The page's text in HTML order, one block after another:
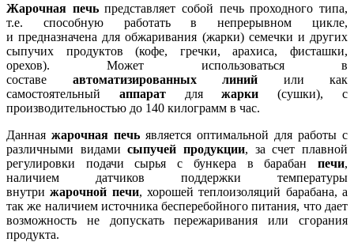
Жарочная печьпредставляет собой печь проходного типа,
т.е. способную работать в непрерывном цикле,
и предназначена для обжаривания (жарки) семечки и других
сыпучих продуктов (кофе, гречки, арахиса, фисташки,
орехов). Может использоваться в
составе автоматизированных линий или как
самостоятельный аппаратдляжарки (сушки), с
производительностью до 140 килограмм в час.
Данная жарочная печь является оптимальной для работы с
различными видамисыпучей продукции, за счет плавной
регулировки подачи сырья с бункера в барабан печи,
наличием датчиков поддержки температуры
внутри жарочной печи, хорошей теплоизоляций барабана, а
так же наличием источника бесперебойного питания, что дает
возможность не допускать пережаривания или сгорания
продукта.